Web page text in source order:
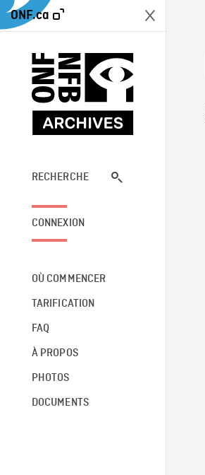
ONF.ca
RECHERCHE
CONNEXION
OÙ COMMENCER
TARIFICATION
FAQ
À PROPOS
PHOTOS
DOCUMENTS